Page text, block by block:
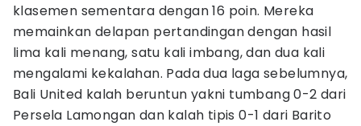
klasemen sementara dengan 16 poin. Mereka
memainkan delapan pertandingan dengan hasil
lima kali menang, satu kali imbang, dan dua kali
mengalami kekalahan. Pada dua laga sebelumnya,
Bali United kalah beruntun yakni tumbang 0-2 dari
Persela Lamongan dan kalah tipis 0-1 dari Barito